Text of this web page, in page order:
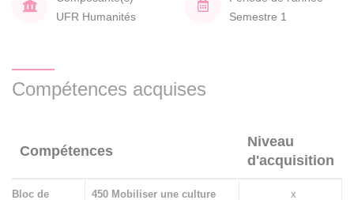
UFR Humanités
Semestre 1
Compétences acquises
Compétences
Niveau
d'acquisition
Bloc de
450 Mobiliser une culture
x